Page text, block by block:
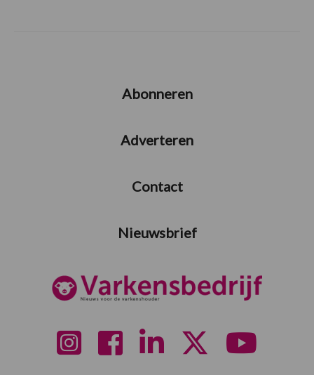
Abonneren
Adverteren
Contact
Nieuwsbrief